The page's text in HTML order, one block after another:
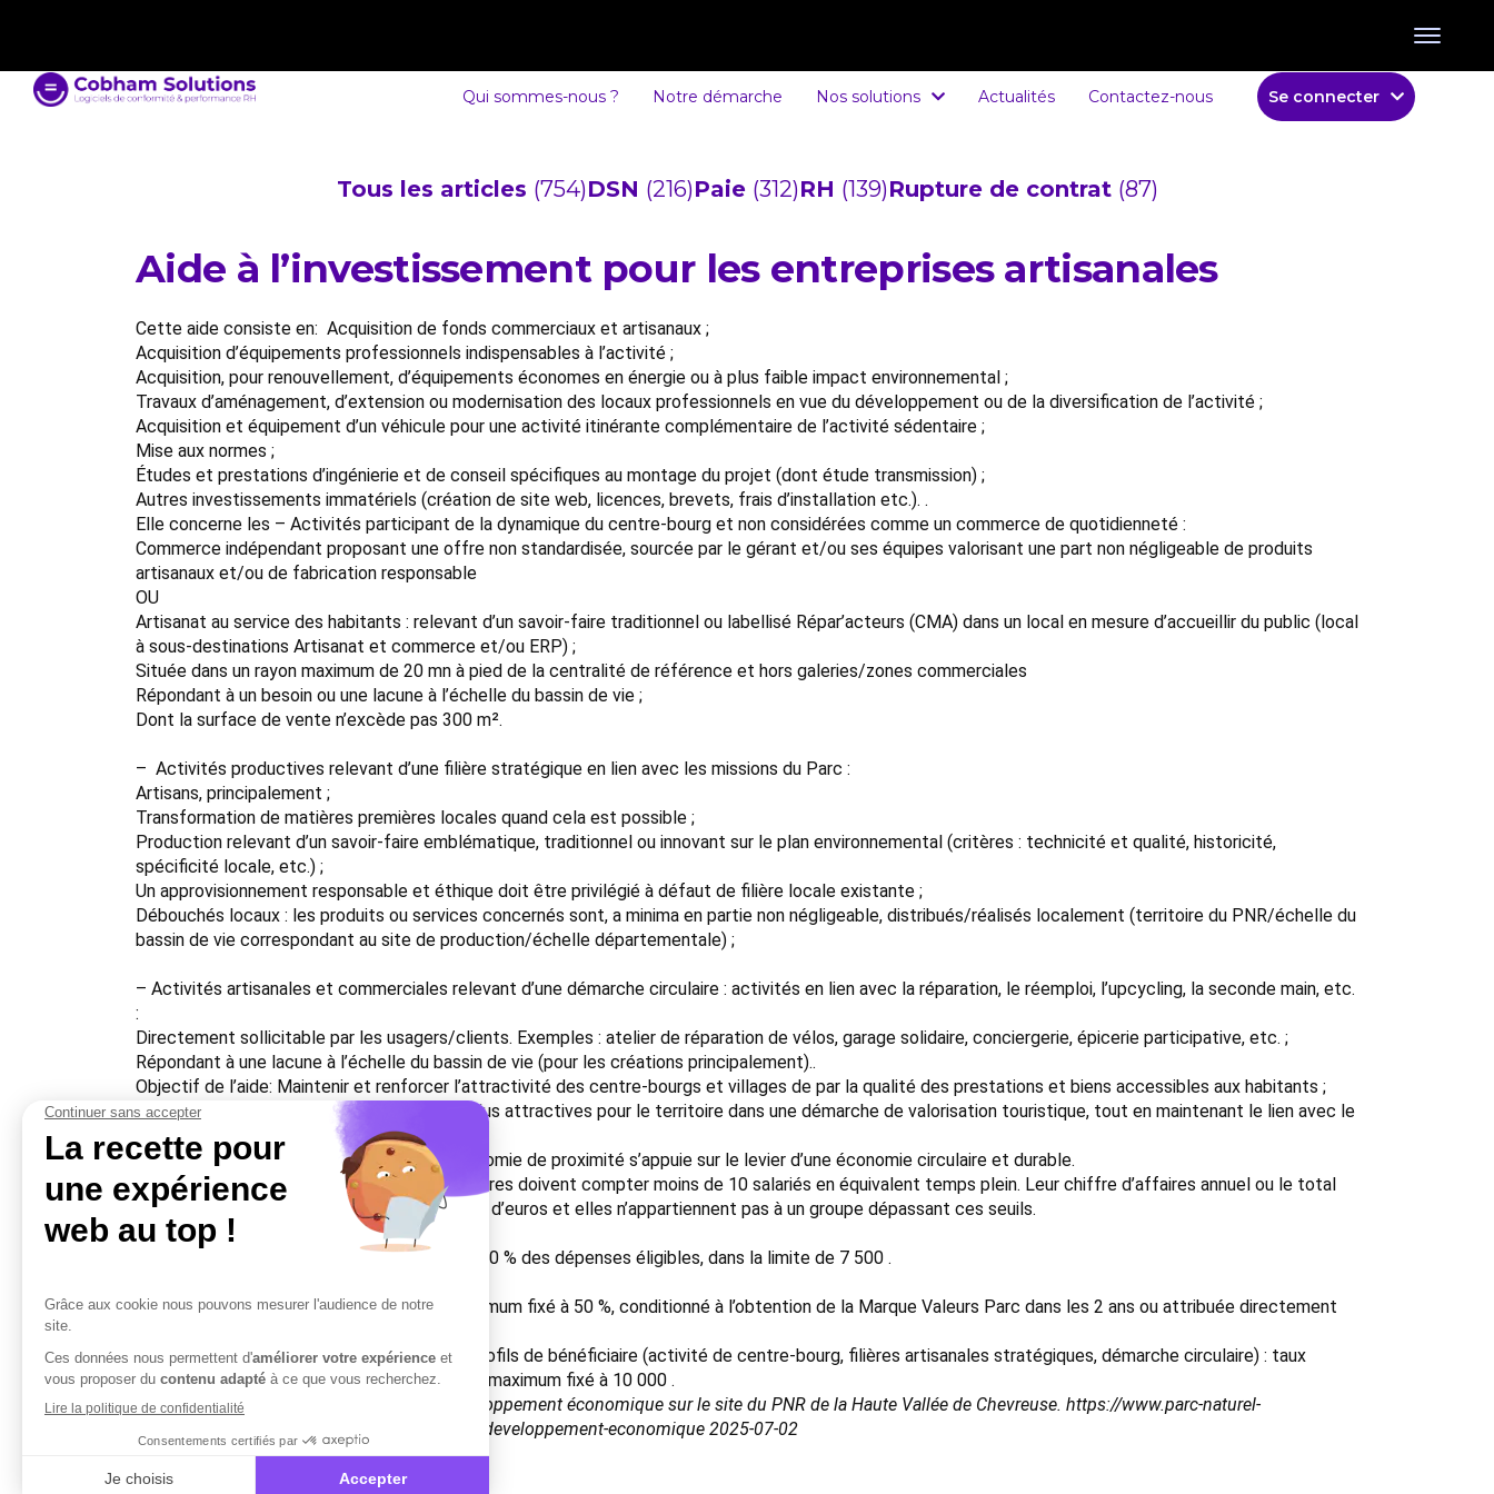
Qui sommes-nous ? Notre démarche Nos solutions Actualités Contactez-nous Se connecter
Tous les articles (754)DSN (216)Paie (312)RH (139)Rupture de contrat (87)
Aide à l’investissement pour les entreprises artisanales
Cette aide consiste en: Acquisition de fonds commerciaux et artisanaux ;
Acquisition d’équipements professionnels indispensables à l’activité ;
Acquisition, pour renouvellement, d’équipements économes en énergie ou à plus faible impact environnemental ;
Travaux d’aménagement, d’extension ou modernisation des locaux professionnels en vue du développement ou de la diversification de l’activité ;
Acquisition et équipement d’un véhicule pour une activité itinérante complémentaire de l’activité sédentaire ;
Mise aux normes ;
Études et prestations d’ingénierie et de conseil spécifiques au montage du projet (dont étude transmission) ;
Autres investissements immatériels (création de site web, licences, brevets, frais d’installation etc.). .
Elle concerne les – Activités participant de la dynamique du centre-bourg et non considérées comme un commerce de quotidienneté :
Commerce indépendant proposant une offre non standardisée, sourcée par le gérant et/ou ses équipes valorisant une part non négligeable de produits
artisanaux et/ou de fabrication responsable
OU
Artisanat au service des habitants : relevant d’un savoir-faire traditionnel ou labellisé Répar’acteurs (CMA) dans un local en mesure d’accueillir du public (local
à sous-destinations Artisanat et commerce et/ou ERP) ;
Située dans un rayon maximum de 20 mn à pied de la centralité de référence et hors galeries/zones commerciales
Répondant à un besoin ou une lacune à l’échelle du bassin de vie ;
Dont la surface de vente n’excède pas 300 m².
– Activités productives relevant d’une filière stratégique en lien avec les missions du Parc :
Artisans, principalement ;
Transformation de matières premières locales quand cela est possible ;
Production relevant d’un savoir-faire emblématique, traditionnel ou innovant sur le plan environnemental (critères : technicité et qualité, historicité,
spécificité locale, etc.) ;
Un approvisionnement responsable et éthique doit être privilégié à défaut de filière locale existante ;
Débouchés locaux : les produits ou services concernés sont, a minima en partie non négligeable, distribués/réalisés localement (territoire du PNR/échelle du
bassin de vie correspondant au site de production/échelle départementale) ;
– Activités artisanales et commerciales relevant d’une démarche circulaire : activités en lien avec la réparation, le réemploi, l’upcycling, la seconde main, etc.
:
Directement sollicitable par les usagers/clients. Exemples : atelier de réparation de vélos, garage solidaire, conciergerie, épicerie participative, etc. ;
Répondant à une lacune à l’échelle du bassin de vie (pour les créations principalement)..
Objectif de l’aide: Maintenir et renforcer l’attractivité des centre-bourgs et villages de par la qualité des prestations et biens accessibles aux habitants ;
Soutenir l’artisanat local et ses filières les plus attractives pour le territoire dans une démarche de valorisation touristique, tout en maintenant le lien avec le
territoire ;
Faire en sorte que le renforcement de l’économie de proximité s’appuie sur le levier d’une économie circulaire et durable.
Conditions de l’aide: Les structures bénéficiaires doivent compter moins de 10 salariés en équivalent temps plein. Leur chiffre d’affaires annuel ou le total
de bilan annuel ne doit pas excéder 2 millions d’euros et elles n’appartiennent pas à un groupe dépassant ces seuils.
Montant de l’aide: Subvention représentant 30 % des dépenses éligibles, dans la limite de 7 500 .
Bonus Valeurs Parc : taux d’intervention maximum fixé à 50 %, conditionné à l’obtention de la Marque Valeurs Parc dans les 2 ans ou attribuée directement
Bonus aux activités qui cumulent plusieurs profils de bénéficiaire (activité de centre-bourg, filières artisanales stratégiques, démarche circulaire) : taux
d’intervention maximum fixé à 40 %, montant maximum fixé à 10 000 .
Source: Consulter la page des aides au développement économique sur le site du PNR de la Haute Vallée de Chevreuse. https://www.parc-naturel-
chevreuse.fr/le-fonctionnement/les-aides/10-developpement-economique 2025-07-02